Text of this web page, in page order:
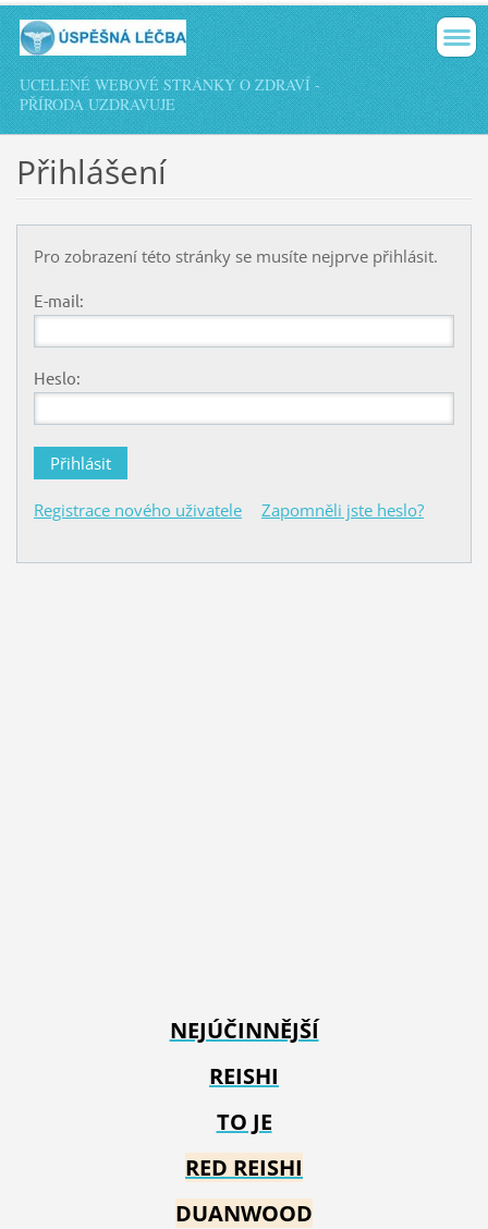
UCELENÉ WEBOVÉ STRÁNKY O ZDRAVÍ -
PŘÍRODA UZDRAVUJE
Přihlášení
Pro zobrazení této stránky se musíte nejprve přihlásit.
E-mail:
Heslo:
Registrace nového uživatele Zapomněli jste heslo?
NEJÚČINNĚJŠÍ
REISHI
TO JE
RED REISHI
DUANWOOD